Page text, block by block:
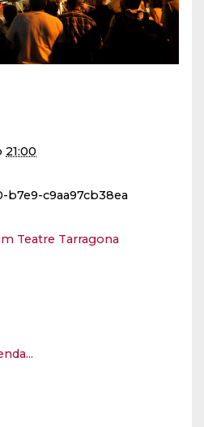
21:00
b7e9-c9aa97cb38ea
Teatre Tarragona